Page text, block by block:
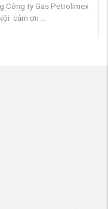
Công ty Gas Petrolimex
cảm ơn ...